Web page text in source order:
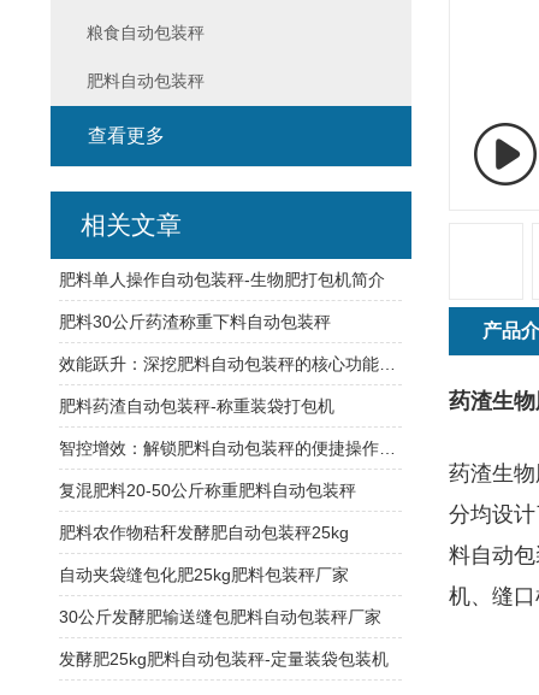
产品
药渣生
药渣生
分均设
料自动
机、缝
粮食自动包装秤
肥料自动包装秤
查看更多
相关文章
肥料单人操作自动包装秤-生物肥打包机简介
肥料30公斤药渣称重下料自动包装秤
肥料药渣自动包装秤-称重装袋打包机
复混肥料20-50公斤称重肥料自动包装秤
肥料农作物秸秆发酵肥自动包装秤25kg
自动夹袋缝包化肥25kg肥料包装秤厂家
30公斤发酵肥输送缝包肥料自动包装秤厂家
发酵肥25kg肥料自动包装秤-定量装袋包装机